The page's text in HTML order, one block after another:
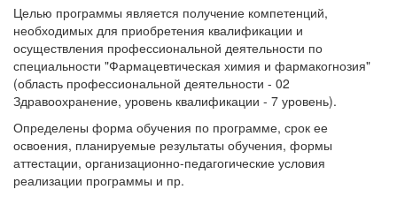
Целью программы является получение компетенций,
необходимых для приобретения квалификации и
осуществления профессиональной деятельности по
специальности "Фармацевтическая химия и фармакогнозия"
(область профессиональной деятельности - 02
Здравоохранение, уровень квалификации - 7 уровень).
Определены форма обучения по программе, срок ее
освоения, планируемые результаты обучения, формы
аттестации, организационно-педагогические условия
реализации программы и пр.